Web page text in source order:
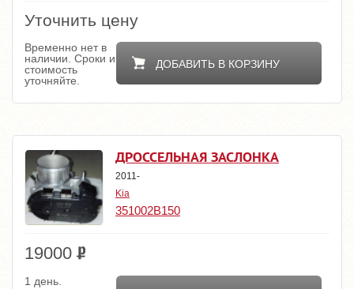
Уточнить цену
ДОБАВИТЬ В КОРЗИНУ
Временно нет в
наличии. Сроки и
стоимость
уточняйте.
ДРОССЕЛЬНАЯ ЗАСЛОНКА
2011-
Kia
351002B150
19000
1 день.